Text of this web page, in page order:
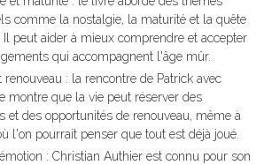
comme la nostalgie, la maturité et la quête
Il peut aider à mieux comprendre et accepter
qui accompagnent l'âge mûr.
renouveau : la rencontre de Patrick avec
montre que la vie peut réserver des
et des opportunités de renouveau, même à
l'on pourrait penser que tout est déjà joué.
: Christian Authier est connu pour son